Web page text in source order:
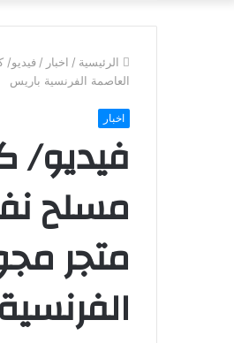
الرئيسية / اخبار /
العاصمة الفرنسية باريس
اخبار
فيديو/
متجر